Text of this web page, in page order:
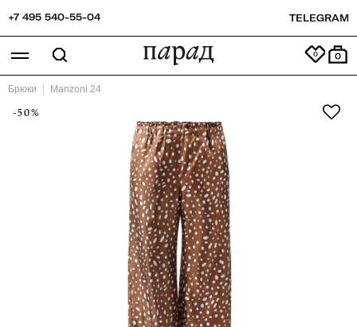
+7 495 540-55-04 TELEGRAM
0
Брюки Manzoni 24
-50%